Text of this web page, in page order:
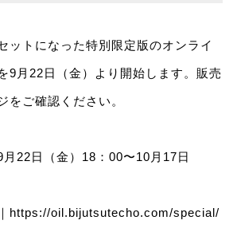
ットになった特別限定版のオンライ
9月22日（金）より開始します。販売
をご確認ください。
22⽇（金）18：00〜10月17日
https://oil.bijutsutecho.com/special/